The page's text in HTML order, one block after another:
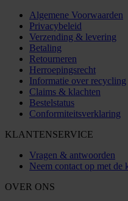
Algemene Voorwaarden
Privacybeleid
Verzending & levering
Betaling
Retourneren
Herroepingsrecht
Informatie over recycling
Claims & klachten
Bestelstatus
Conformiteitsverklaring
KLANTENSERVICE
Vragen & antwoorden
Neem contact op met de
OVER ONS